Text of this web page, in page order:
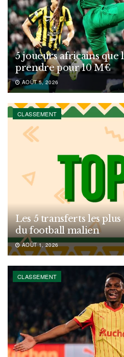
5 joueurs africains que
prendre pour 10 M€
AOÛT 5, 2026
CLASSEMENT
Les 5 transferts les
du football malien
AOÛT 1, 2026
CLASSEMENT